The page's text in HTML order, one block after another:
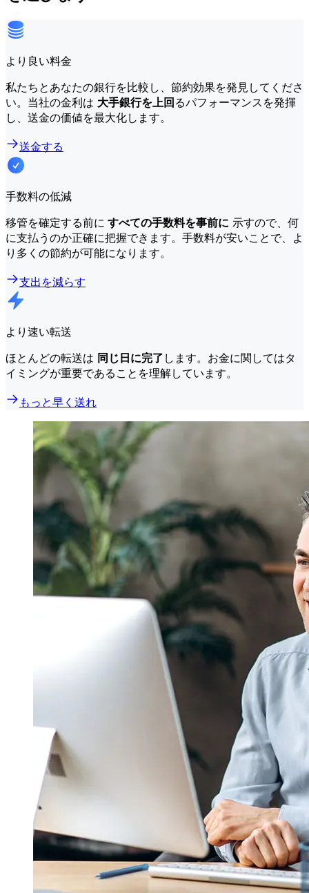
より良い料金
私たちとあなたの銀行を比較し、節約効果を発見してくださ
い。当社の金利は 大手銀行を上回るパフォーマンスを発揮
し、送金の価値を最大化します。
送金する
手数料の低減
移管を確定する前に すべての手数料を事前に 示すので、何
に支払うのか正確に把握できます。手数料が安いことで、よ
り多くの節約が可能になります。
支出を減らす
より速い転送
ほとんどの転送は 同じ日に完了 します。お金に関してはタ
イミングが重要であることを理解しています。
もっと早く送れ